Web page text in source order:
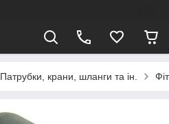
Патрубки, крани, шланги та ін.